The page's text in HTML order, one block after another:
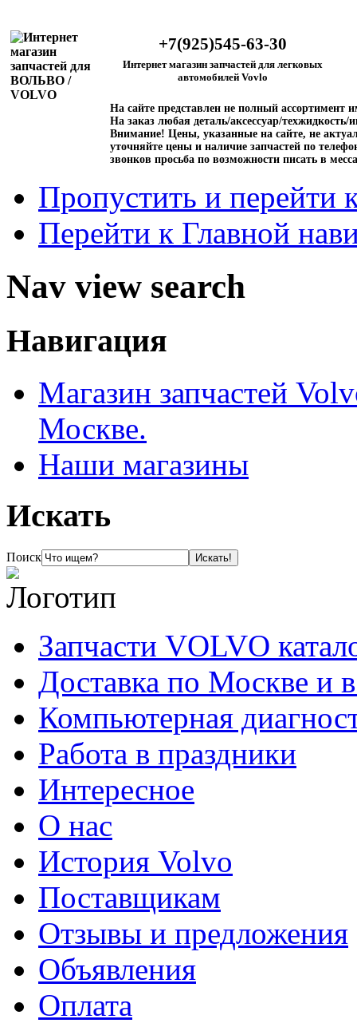
+7(925)545-63-30
Интернет магазин запчастей для легковых
автомобилей Vovlo
На сайте представлен не полный ассортимент
На заказ любая деталь/аксессуар/техжидкость/
Внимание! Цены, указанные на сайте, не
уточняйте цены и наличие запчастей по
звонков просьба по возможности писать в
Пропустить и перейти
Перейти к Главной
Nav view search
Навигация
Магазин запчастей
Москве.
Наши магазины
Искать
Поиск
Запчасти VOLVO
Доставка по Москве и
Компьютерная
Работа в праздники
Интересное
О нас
История Volvo
Поставщикам
Отзывы и предложения
Объявления
Оплата